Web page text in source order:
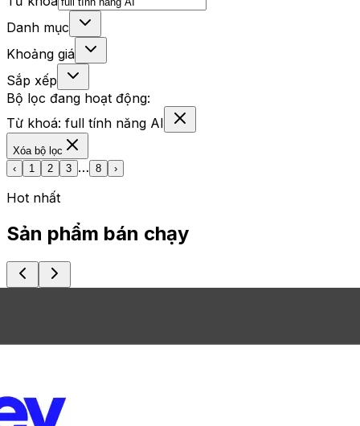
Danh mục
Khoảng giá
Sắp xếp
Bộ lọc đang hoạt động:
Từ khoá: full tính năng AI
Xóa bộ lọc
‹
1 2 3 … 8 ›
Hot nhất
Sản phẩm bán chạy